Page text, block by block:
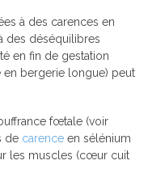
à des carences en
des déséquilibres
en fin de gestation
en bergerie longue) peut
fœtale (voir
de carence en sélénium
les muscles (cœur cuit